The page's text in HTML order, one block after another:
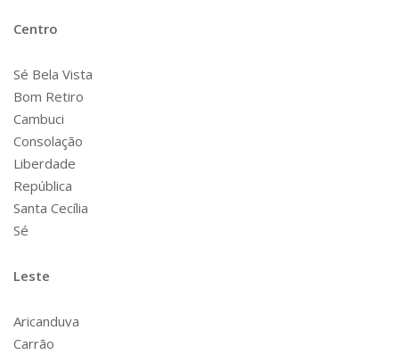
Centro
Sé Bela Vista
Bom Retiro
Cambuci
Consolação
Liberdade
República
Santa Cecília
Sé
Leste
Aricanduva
Carrão